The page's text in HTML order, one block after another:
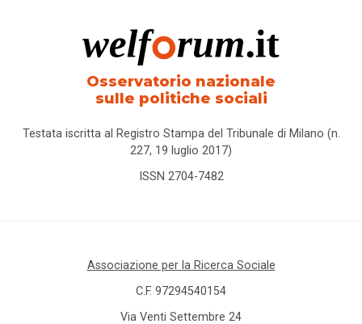
Osservatorio nazionale
sulle politiche sociali
Testata iscritta al Registro Stampa del Tribunale di Milano (n.
227, 19 luglio 2017)
ISSN 2704-7482
Associazione per la Ricerca Sociale
C.F. 97294540154
Via Venti Settembre 24